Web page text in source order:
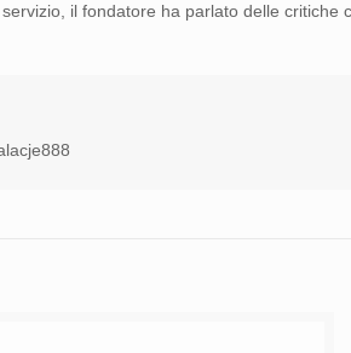
il fondatore ha parlato delle